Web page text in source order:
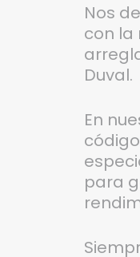
Nos
con la
Duval.
En
para